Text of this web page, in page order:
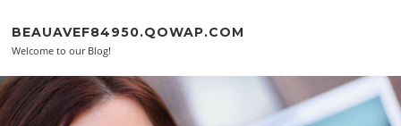
BEAUAVEF84950.QOWAP.COM
Welcome to our Blog!